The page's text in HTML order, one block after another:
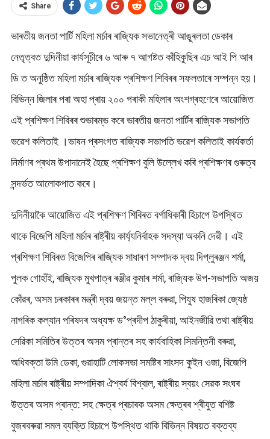
Share
ভাৰতীয় জনতা পাৰ্টি মহিলা মৰ্চাৰ ৰাজ্যিক সভানেত্ৰী আঙুৰলতা ডেকাৰ
নেতৃত্বত দুদিনীয়া কাৰ্যসূচীৰে ৬ আৰু ৭ আগষ্টত কাঁহিকুছিৰ এচ আই পি আৰ
ডি ত অনুষ্ঠিত মহিলা মৰ্চাৰ ৰাজ্যিক প্ৰশিক্ষণ শিবিৰৰ সফলতাৰে সম্পন্ন হয়।
বিভিন্ন জিলাৰ পৰা অহা প্ৰায় ২০০ গৰাকী মহিলাৰ অংশগ্ৰহণেৰে আয়োজিত
এই প্ৰশিক্ষণ শিবিৰৰ শুভাৰম্ভ কৰে ভাৰতীয় জনতা পাৰ্টিৰ ৰাজ্যিক সভাপতি
ভৱেশ কলিতাই ।ভাষন প্ৰসংগত ৰাজ্যিক সভাপতি ভৱেশ কলিতাই কাৰ্যকৰ্তা
নিৰ্মাণৰ প্ৰথম উপাদানেই হৈছে প্ৰশিক্ষণ বুলি উল্লেখ কৰি প্ৰশিক্ষণৰ গুৰুত্ব
সন্দৰ্ভত আলোকপাত কৰে।
দুদিনীয়াকৈ আয়োজিত এই প্ৰশিক্ষণ শিবিৰত বৰ্গাধিকাৰী হিচাপে উপস্থিত
থাকে বিজেপি মহিলা মৰ্চাৰ ৰাষ্ট্ৰীয় কাৰ্য্যনিৰ্বাহক সদস্যা অকনি দেৱী। এই
প্ৰশিক্ষণ শিবিৰত বিজেপিৰ ৰাজ্যিক সাধাৰণ সম্পাদক দ্বয় দিপ্লুৰঞ্জন শৰ্মা,
পুলক গোহাঁই, ৰাজ্যিক মুখপাত্ৰ ৰঞ্জীৱ কুমাৰ শৰ্মা, ৰাজ্যিক উপ-সভাপতি অজয়
কোঁৱৰ, অসম চৰকাৰৰ মন্ত্ৰী দ্বয় জয়ন্ত মল্ল বৰুৱা, পিযুষ হাজৰিকা জ্যেষ্ঠ
নাগৰিক কল্যান পৰিষদৰ অধ্যক্ষ ড°প্ৰদীপ ঠাকুৰীয়া, আইনজীৱি তথা ৰাষ্ট্ৰীয়
সেৱিকা সমিতিৰ উত্তৰ অসম প্ৰান্তৰ সহ কাৰ্যবাহিকা সিমন্তিনী বৰুৱা,
অধিবক্তা উমি ডেকা, গুৱাহাটি লোকসভা সমষ্টিৰ সাংসদ কুইন ওজা, বিজেপি
মহিলা মৰ্চাৰ ৰাষ্ট্ৰীয় সম্পাদিকা ঐশ্বৰ্য বিশ্বাল, ৰাষ্ট্ৰীয় স্বয়ং সেৱক সংঘৰ
উত্তৰ অসম প্ৰান্ত: সহ ক্ষেত্ৰ প্ৰচাৰক অসম ক্ষেত্ৰৰ শ্ৰীযুত বশিষ্ট
বুজৰবৰুৱা সমল ব্যক্তি হিচাপে উপস্থিত থাকি বিভিন্ন বিষয়ত বক্তব্য